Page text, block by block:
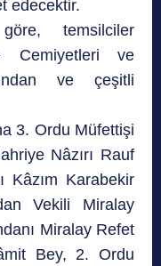
edecektir.
temsilciler
Cemiyetleri ve
ve çeşitli
3. Ordu Müfettişi
Nâzırı Rauf
Kâzım Karabekir
Vekili Miralay
Miralay Refet
Bey, 2. Ordu